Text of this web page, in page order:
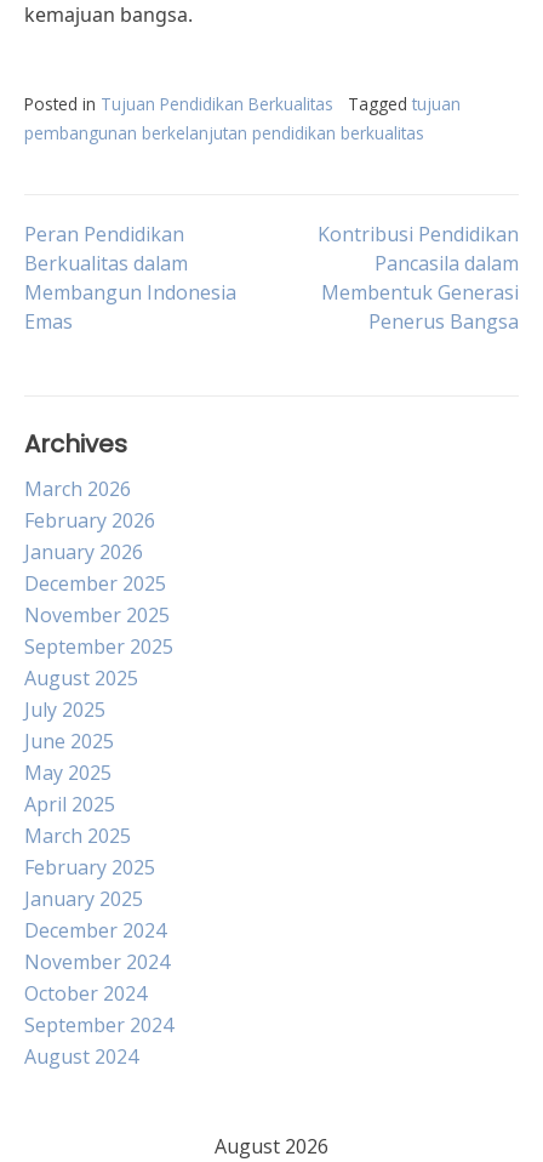
kemajuan bangsa.
Posted in Tujuan Pendidikan Berkualitas Tagged tujuan
pembangunan berkelanjutan pendidikan berkualitas
Post
navigation
Peran Pendidikan
Berkualitas dalam
Membangun Indonesia
Emas
Kontribusi Pendidikan
Pancasila dalam
Membentuk Generasi
Penerus Bangsa
Archives
March 2026
February 2026
January 2026
December 2025
November 2025
September 2025
August 2025
July 2025
June 2025
May 2025
April 2025
March 2025
February 2025
January 2025
December 2024
November 2024
October 2024
September 2024
August 2024
August 2026